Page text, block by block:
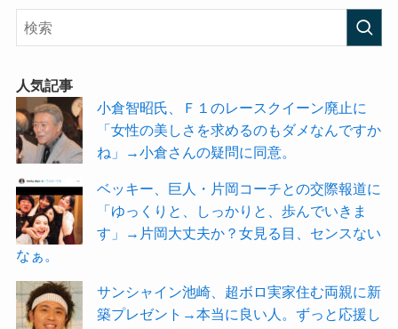
人気記事
小倉智昭氏、Ｆ１のレースクイーン廃止に
「女性の美しさを求めるのもダメなんですか
ね」→小倉さんの疑問に同意。
ベッキー、巨人・片岡コーチとの交際報道に
「ゆっくりと、しっかりと、歩んでいきま
す」→片岡大丈夫か？女見る目、センスない
なぁ。
サンシャイン池崎、超ボロ実家住む両親に新
築プレゼント→本当に良い人。ずっと応援し